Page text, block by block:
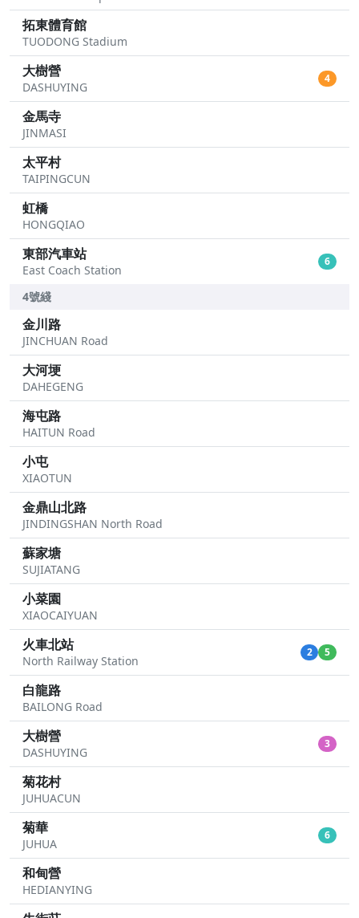
拓東體育館
TUODONG Stadium
大樹營
DASHUYING
4
金馬寺
JINMASI
太平村
TAIPINGCUN
虹橋
HONGQIAO
東部汽車站
East Coach Station
6
4號綫
金川路
JINCHUAN Road
大河埂
DAHEGENG
海屯路
HAITUN Road
小屯
XIAOTUN
金鼎山北路
JINDINGSHAN North Road
蘇家塘
SUJIATANG
小菜園
XIAOCAIYUAN
火車北站
North Railway Station
2 5
白龍路
BAILONG Road
大樹營
DASHUYING
3
菊花村
JUHUACUN
菊華
JUHUA
6
和甸營
HEDIANYING